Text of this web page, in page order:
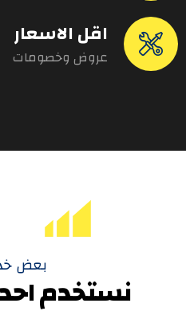
اقل الاسعار
عروض وخصومات
بعض
نستخدم